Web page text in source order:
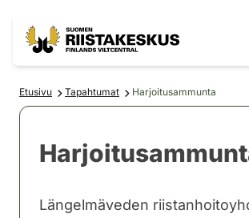
Etusivu Tapahtumat Harjoitusammunta
Längelmäveden